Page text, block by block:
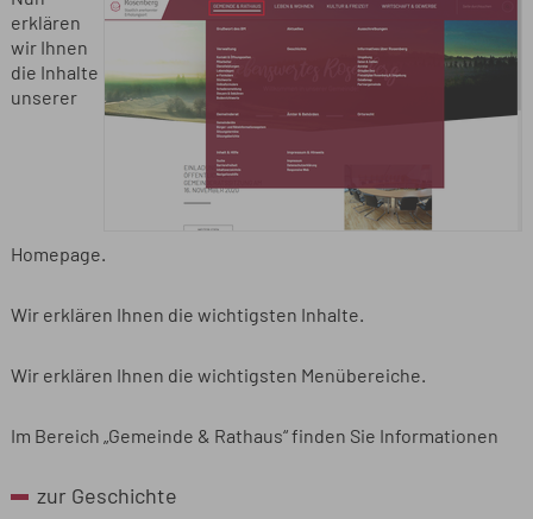
erklären
wir Ihnen
die Inhalte
unserer
Homepage.
Wir erklären Ihnen die wichtigsten Inhalte.
Wir erklären Ihnen die wichtigsten Menübereiche.
Im Bereich „Gemeinde & Rathaus“ finden Sie Informationen
zur Geschichte